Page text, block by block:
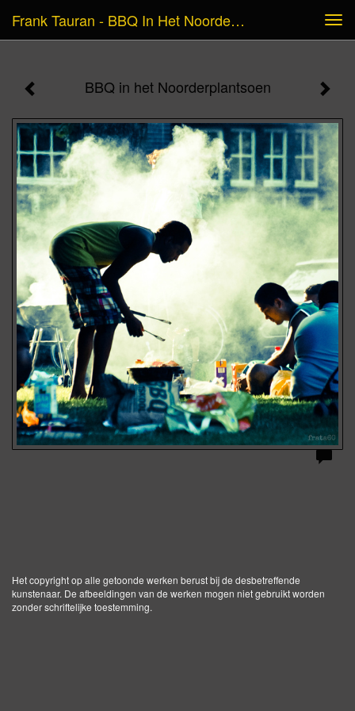
Frank Tauran - BBQ In Het Noorderplantsoen
BBQ in het Noorderplantsoen
Het copyright op alle getoonde werken berust bij de desbetreffende
kunstenaar. De afbeeldingen van de werken mogen niet gebruikt worden
zonder schriftelijke toestemming.